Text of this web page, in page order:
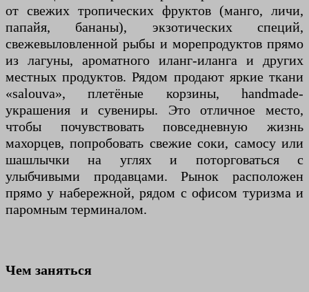
от свежих тропических фруктов (манго, личи,
папайя, бананы), экзотических специй,
свежевыловленной рыбы и морепродуктов прямо
из лагуны, ароматного иланг-иланга и других
местных продуктов. Рядом продают яркие ткани
«salouva», плетёные корзины, handmade-
украшения и сувениры. Это отличное место,
чтобы почувствовать повседневную жизнь
махорцев, попробовать свежие соки, самосу или
шашлычки на углях и поторговаться с
улыбчивыми продавцами. Рынок расположен
прямо у набережной, рядом с офисом туризма и
паромным терминалом.
Чем заняться